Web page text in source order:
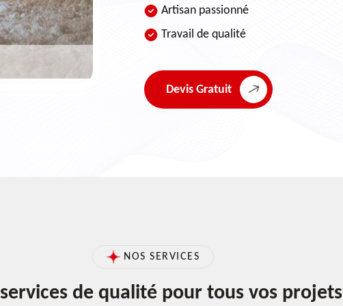
Artisan passionné
Travail de qualité
Devis Gratuit
NOS SERVICES
de qualité pour tous vos projets